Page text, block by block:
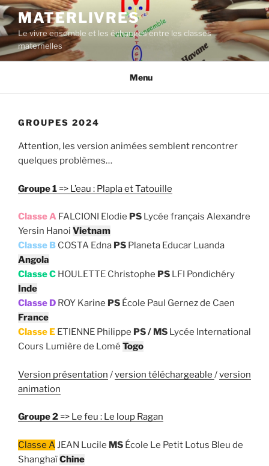
Aller
au
contenu
principal
MATERLIVRES
Le vivre ensemble et les échanges entre les classes
maternelles
Menu
GROUPES 2024
Attention, les version animées semblent rencontrer
quelques problèmes…
Groupe 1 => L’eau : Plapla et Tatouille
Classe A FALCIONI Elodie PS Lycée français Alexandre
Yersin Hanoi Vietnam
Classe B COSTA Edna PS Planeta Educar Luanda
Angola
Classe C HOULETTE Christophe PS LFI Pondichéry
Inde
Classe D ROY Karine PS École Paul Gernez de Caen
France
Classe E ETIENNE Philippe PS / MS Lycée International
Cours Lumière de Lomé Togo
Version présentation /version téléchargeable /version
animation
Groupe 2 => Le feu : Le loup Ragan
Classe A JEAN Lucile MS École Le Petit Lotus Bleu de
ShanghaïChine